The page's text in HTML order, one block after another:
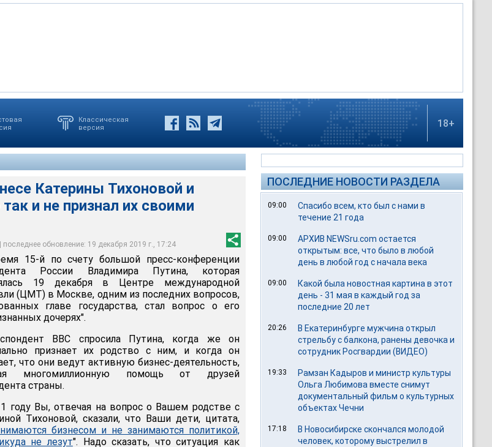
Классическая
версия
18+
Катерины Тихоновой и
и не признал их своими
обновление: 19 декабря 2019 г., 17:24
15-й по счету большой пресс-конференции
России Владимира Путина, которая
19 декабря в Центре международной
(ЦМТ) в Москве, одним из последних вопросов,
главе государства, стал вопрос о его
дочерях".
BBC спросила Путина, когда же он
признает их родство с ним, и когда он
что они ведут активную бизнес-деятельность,
многомиллионную помощь от друзей
страны.
году Вы, отвечая на вопрос о Вашем родстве с
Тихоновой, сказали, что Ваши дети, цитата,
бизнесом и не занимаются политикой,
не лезут". Надо сказать, что ситуация как
ПОСЛЕДНИЕ НОВОСТИ РАЗДЕЛА
09:00
Спасибо всем, кто был с нами в
течение 21 года
09:00
АРХИВ NEWSru.com остается
открытым: все, что было в любой
день в любой год с начала века
09:00
Какой была новостная картина в этот
день - 31 мая в каждый год за
последние 20 лет
20:26
В Екатеринбурге мужчина открыл
стрельбу с балкона, ранены девочка и
сотрудник Росгвардии (ВИДЕО)
19:33
Рамзан Кадыров и министр культуры
Ольга Любимова вместе снимут
документальный фильм о культурных
объектах Чечни
17:18
В Новосибирске скончался молодой
человек, которому выстрелил в